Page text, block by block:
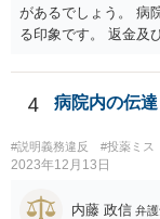
があるでしょう。 病
る印象です。 返金及
代理人として病院側
身で内容証明を出さ
載した場合はそれ以
討されるとよいでし
4 病院内の伝
#説明義務違反 #投薬ミス
2023年12月13日
内藤 政信 弁